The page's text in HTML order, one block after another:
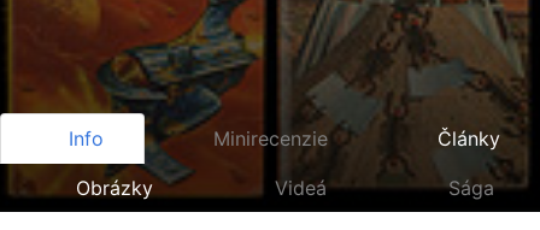
Info Minirecenzie Články
Obrázky Videá Sága